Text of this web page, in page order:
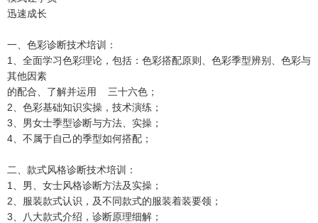
迅速成长
一、色彩诊断技术培训：
1、全面学习色彩理论，包括：色彩搭配原则、色彩季型辨别、色彩与
其他因素
的配合、了解并运用 三十六色；
2、色彩基础知识实操，技术演练；
3、男女士季型诊断与方法、实操；
4、不属于自己的季型如何搭配；
二、款式风格诊断技术培训：
1、男、女士风格诊断方法及实操；
2、服装款式认识，及不同款式的服装着装要领；
3、八大款式介绍，诊断原理细解；